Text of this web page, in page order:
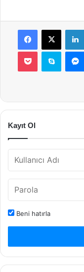
Facebook
X
Pocket Skype
Kayıt Ol
Beni hatırla